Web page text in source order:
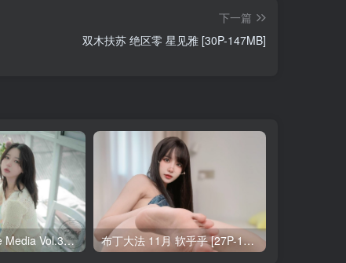
下一篇
双木扶苏 绝区零 星见雅 [30P-147MB]
Yeha(예하) Pure Media Vol.321 Your Majesty [119P-145MB] 布丁大法 11月 软乎乎 [27P-1V-121MB]